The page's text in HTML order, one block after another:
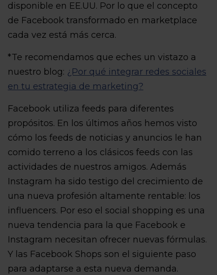
disponible en EE.UU. Por lo que el concepto
de Facebook transformado en marketplace
cada vez está más cerca.
*Te recomendamos que eches un vistazo a
nuestro blog: ¿Por qué integrar redes sociales
en tu estrategia de marketing?
Facebook utiliza feeds para diferentes
propósitos. En los últimos años hemos visto
cómo los feeds de noticias y anuncios le han
comido terreno a los clásicos feeds con las
actividades de nuestros amigos. Además
Instagram ha sido testigo del crecimiento de
una nueva profesión altamente rentable: los
influencers. Por eso el social shopping es una
nueva tendencia para la que Facebook e
Instagram necesitan ofrecer nuevas fórmulas.
Y las Facebook Shops son el siguiente paso
para adaptarse a esta nueva demanda.